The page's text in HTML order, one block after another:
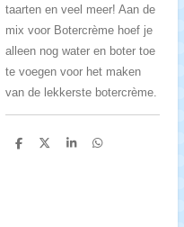
taarten en veel meer! Aan de
mix voor Botercrème hoef je
alleen nog water en boter toe
te voegen voor het maken
van de lekkerste botercrème.
D
D
S
D